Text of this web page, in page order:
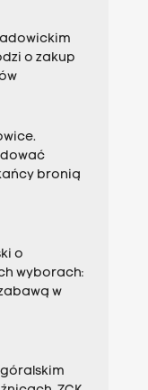
o zakup
bronią
o
wyborach:
w